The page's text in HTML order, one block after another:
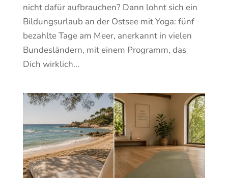
nicht dafür aufbrauchen? Dann lohnt sich ein
Bildungsurlaub an der Ostsee mit Yoga: fünf
bezahlte Tage am Meer, anerkannt in vielen
Bundesländern, mit einem Programm, das
Dich wirklich...